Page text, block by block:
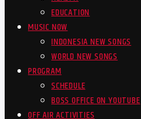
EDUCATION
MUSIC NOW
INDONESIA NEW SONGS
WORLD NEW SONGS
PROGRAM
SCHEDULE
BOSS OFFICE ON YOUTUBE
OFF AIR ACTIVITIES